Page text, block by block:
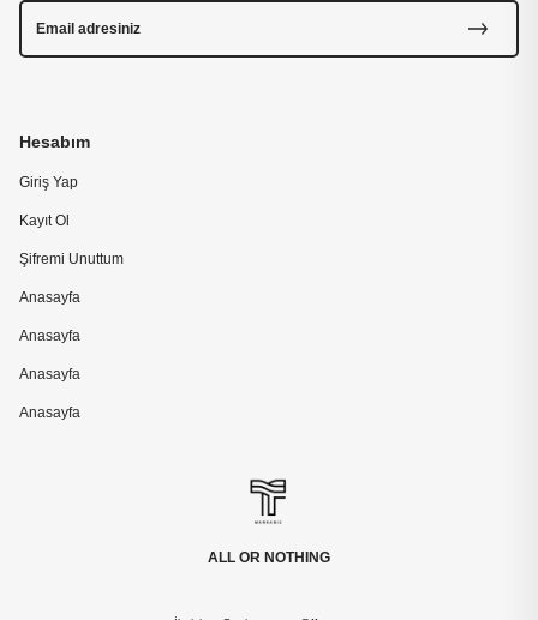
ALL OR NOTHING
Hesabım
Giriş Yap
Kayıt Ol
Şifremi Unuttum
Anasayfa
Anasayfa
Anasayfa
Anasayfa